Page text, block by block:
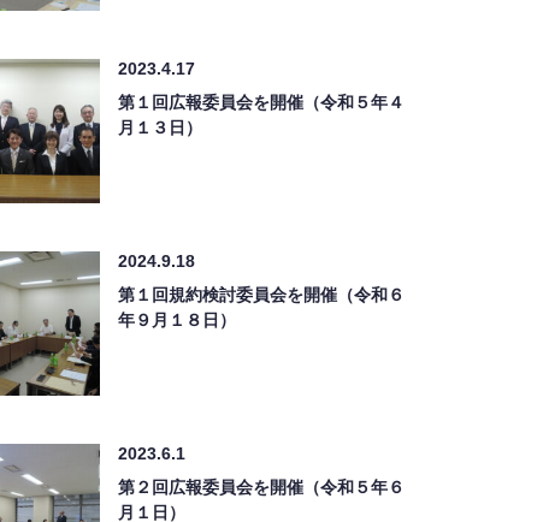
2023.4.17
第１回広報委員会を開催（令和５年４
月１３日）
2024.9.18
第１回規約検討委員会を開催（令和６
年９月１８日）
2023.6.1
第２回広報委員会を開催（令和５年６
月１日）